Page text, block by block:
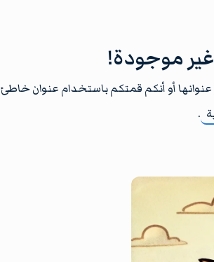
غير موجودة!
أو أنكم قمتكم باستخدام عنوان خاطئ
.